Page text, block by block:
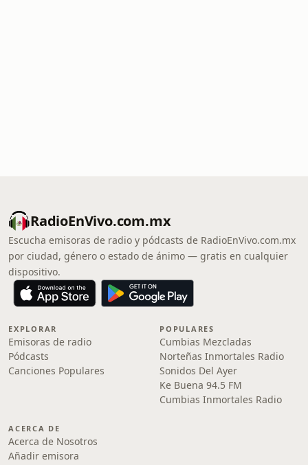
RadioEnVivo.com.mx
Escucha emisoras de radio y pódcasts de RadioEnVivo.com.mx
por ciudad, género o estado de ánimo — gratis en cualquier
dispositivo.
EXPLORAR
Emisoras de radio
Pódcasts
Canciones Populares
POPULARES
Cumbias Mezcladas
Norteñas Inmortales Radio
Sonidos Del Ayer
Ke Buena 94.5 FM
Cumbias Inmortales Radio
ACERCA DE
Acerca de Nosotros
Añadir emisora